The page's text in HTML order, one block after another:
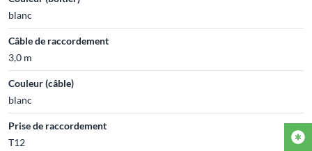
blanc
Câble de raccordement
3,0 m
Couleur (câble)
blanc
Prise de raccordement
T12